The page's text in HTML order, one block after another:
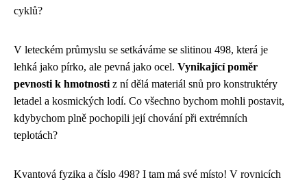
cyklů?
V leteckém průmyslu se setkáváme se slitinou 498, která je
lehká jako pírko, ale pevná jako ocel. Vynikající poměr
pevnosti k hmotnosti z ní dělá materiál snů pro konstruktéry
letadel a kosmických lodí. Co všechno bychom mohli postavit,
kdybychom plně pochopili její chování při extrémních
teplotách?
Kvantová fyzika a číslo 498? I tam má své místo! V rovnicích